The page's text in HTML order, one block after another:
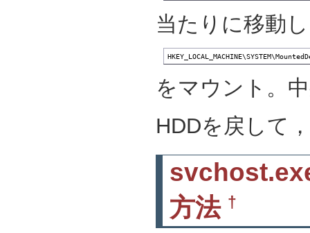
当たりに移動
をマウント。
HDDを戻して
方法 †